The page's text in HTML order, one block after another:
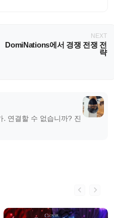
NEXT
DomiNations에서 경쟁 전쟁 전
략
. 연결할 수 없습니까? 진